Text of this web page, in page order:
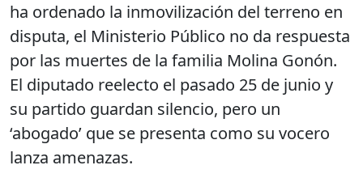
ha ordenado la inmovilización del terreno en
disputa, el Ministerio Público no da respuesta
por las muertes de la familia Molina Gonón.
El diputado reelecto el pasado 25 de junio y
su partido guardan silencio, pero un
‘abogado’ que se presenta como su vocero
lanza amenazas.